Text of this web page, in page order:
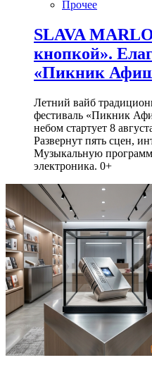
Прочее
SLAVA
кнопкой».
«Пикник
Летний вайб
фестиваль «Пикник
небом стартует 8
Развернут пять сцен,
Музыкальную
электроника. 0+